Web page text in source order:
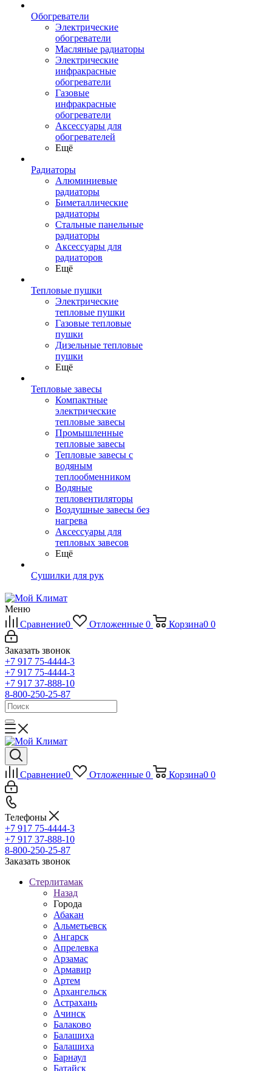
Обогреватели
Электрические
обогреватели
Масляные радиаторы
Электрические
инфракрасные
обогреватели
Газовые
инфракрасные
обогреватели
Аксессуары для
обогревателей
Ещё
Радиаторы
Алюминиевые
радиаторы
Биметаллические
радиаторы
Стальные панельные
радиаторы
Аксессуары для
радиаторов
Ещё
Тепловые пушки
Электрические
тепловые пушки
Газовые тепловые
пушки
Дизельные тепловые
пушки
Ещё
Тепловые завесы
Компактные
электрические
тепловые завесы
Промышленные
тепловые завесы
Тепловые завесы с
водяным
теплообменником
Водяные
тепловентиляторы
Воздушные завесы без
нагрева
Аксессуары для
тепловых завесов
Ещё
Сушилки для рук
Меню
Сравнение0 Отложенные 0 Корзина0 0
Заказать звонок
+7 917 75-4444-3
+7 917 75-4444-3
+7 917 37-888-10
8-800-250-25-87
Сравнение0 Отложенные 0 Корзина0 0
Телефоны
+7 917 75-4444-3
+7 917 37-888-10
8-800-250-25-87
Заказать звонок
Стерлитамак
Назад
Города
Абакан
Альметьевск
Ангарск
Апрелевка
Арзамас
Армавир
Артем
Архангельск
Астрахань
Ачинск
Балаково
Балашиха
Балашиха
Барнаул
Батайск